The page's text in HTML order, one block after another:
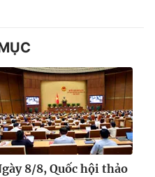
mình bằng AI
8/8, Quốc hội thảo